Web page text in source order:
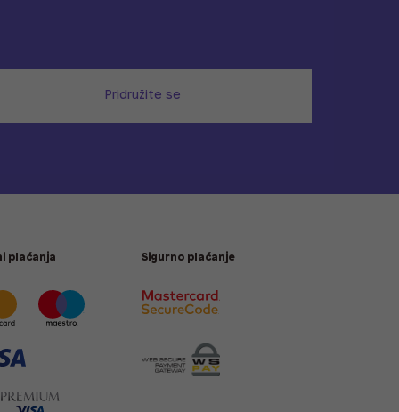
Pridružite se
plaćanja Sigurno plaćanje